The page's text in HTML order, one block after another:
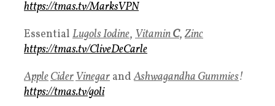
https://tmas.tv/MarksVPN
Essential Lugols Iodine, VitaminC,Zinc
https://tmas.tv/CliveDeCarle
AppleCiderVinegar andAshwagandha Gummies!
https://tmas.tv/goli